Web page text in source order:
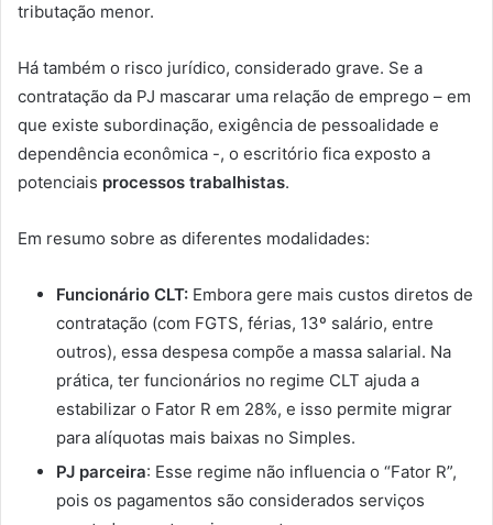
tributação menor.
Há também o risco jurídico, considerado grave. Se a
contratação da PJ mascarar uma relação de emprego – em
que existe subordinação, exigência de pessoalidade e
dependência econômica -, o escritório fica exposto a
potenciais processos trabalhistas.
Em resumo sobre as diferentes modalidades:
Funcionário CLT: Embora gere mais custos diretos de
contratação (com FGTS, férias, 13º salário, entre
outros), essa despesa compõe a massa salarial. Na
prática, ter funcionários no regime CLT ajuda a
estabilizar o Fator R em 28%, e isso permite migrar
para alíquotas mais baixas no Simples.
PJ parceira: Esse regime não influencia o “Fator R”,
pois os pagamentos são considerados serviços